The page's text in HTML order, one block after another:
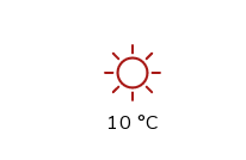
10 °C